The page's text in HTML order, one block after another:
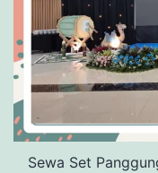
Sewa Set